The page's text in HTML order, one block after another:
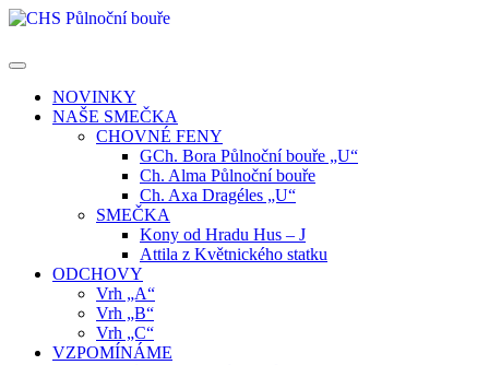
Skip
NOVINKY
NAŠE SMEČKA
CHOVNÉ FENY
GCh. Bora Půlnoční bouře „U“
Ch. Alma Půlnoční bouře
Ch. Axa Dragéles „U“
SMEČKA
Kony od Hradu Hus – J
Attila z Květnického statku
ODCHOVY
Vrh „A“
Vrh „B“
Vrh „C“
VZPOMÍNÁME